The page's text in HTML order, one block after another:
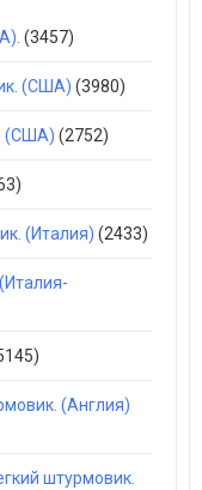
(3457)
(США) (3980)
(США) (2752)
(Италия) (2433)
(Англия)
штурмовик.